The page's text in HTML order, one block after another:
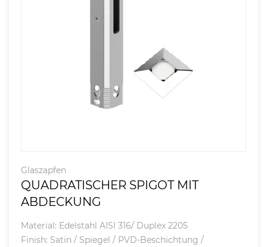
Glaszapfen
QUADRATISCHER SPIGOT MIT
ABDECKUNG
Material: Edelstahl AISI 316/ Duplex 2205
Finish: Satin / Spiegel / PVD-Beschichtung /